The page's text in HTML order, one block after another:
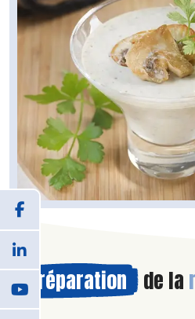
Préparation de la